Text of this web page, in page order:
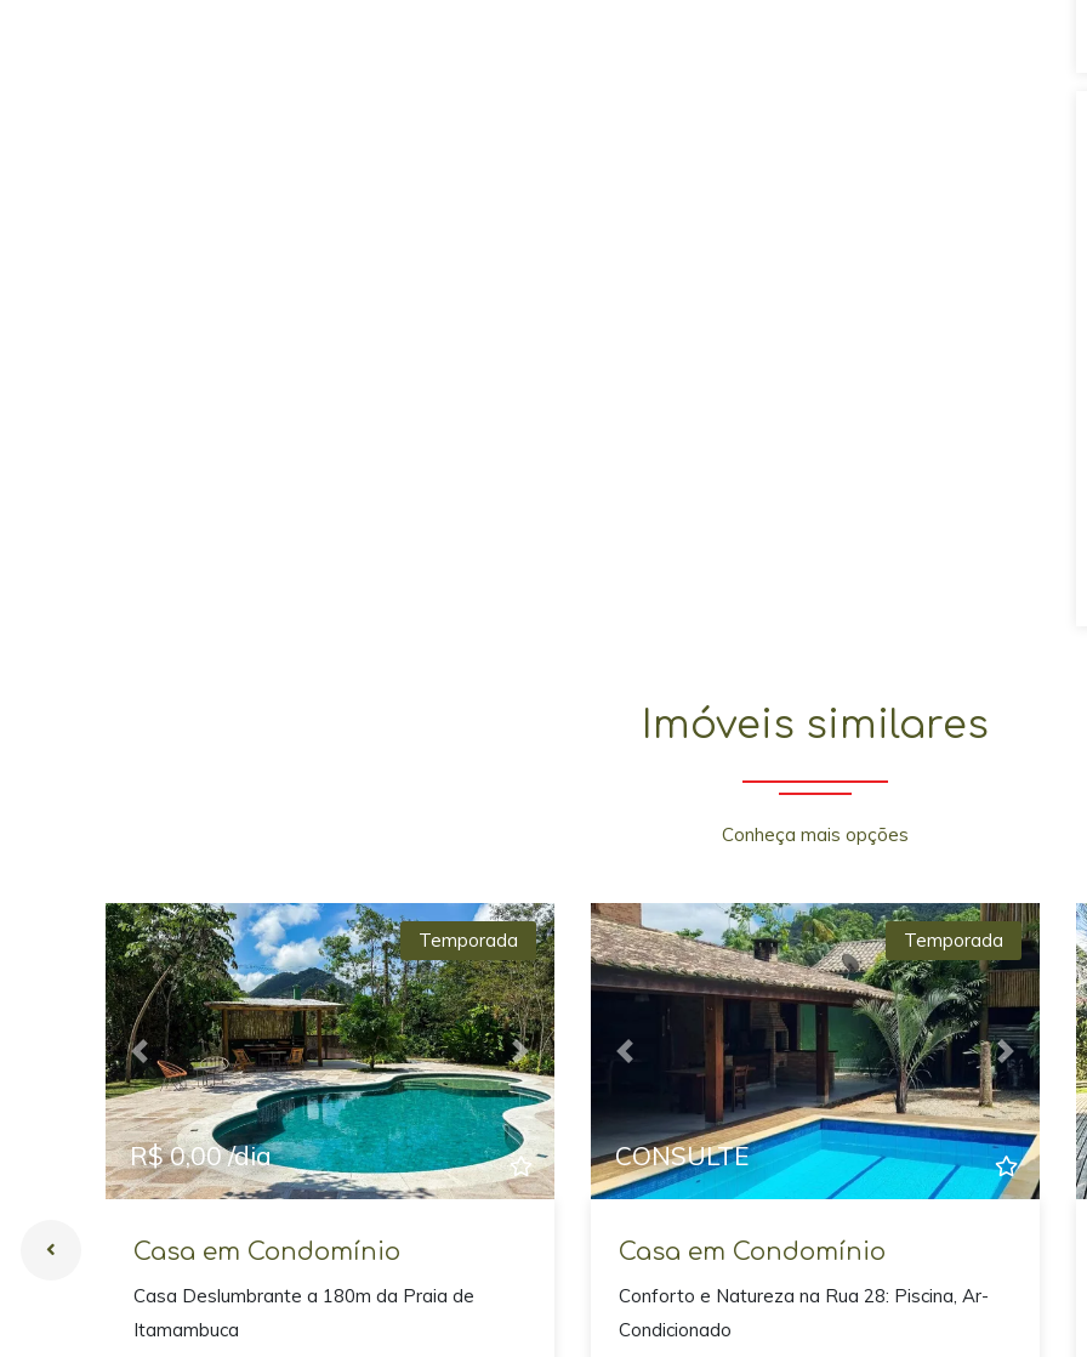
Imóveis similares
Conheça mais opções
Previous Next
Temporada
R$ 0,00 /dia
Casa em Condomínio
Casa Deslumbrante a 180m da Praia de
Itamambuca
Previous Next
Temporada
CONSULTE
Casa em Condomínio
Conforto e Natureza na Rua 28: Piscina, Ar-
Condicionado